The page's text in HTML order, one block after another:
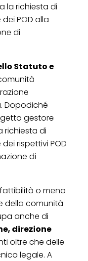
la richiesta di
POD alla
di
Statuto e
Dopodiché
gestore
richiesta di
rispettivi POD
di
o meno
della comunità
anche di
direzione
oltre che delle
legale. A